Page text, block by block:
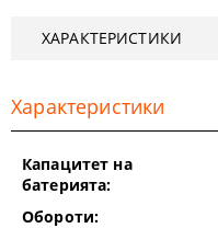
ХАРАКТЕРИСТИКИ
Характеристики
Капацитет на
батерията:
Обороти: